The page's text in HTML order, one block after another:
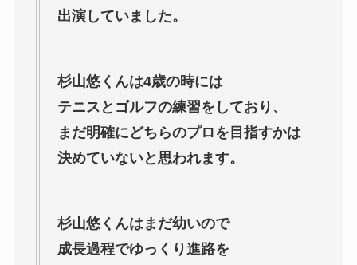
出演していました。
杉山悠くんは4歳の時には
テニスとゴルフの練習をしており、
まだ明確にどちらのプロを目指すかは
決めていないと思われます。
杉山悠くんはまだ幼いので
成長過程でゆっくり進路を